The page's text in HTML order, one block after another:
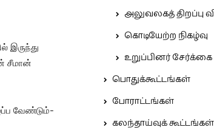
இருந்து
சீமான்
வேண்டும்-
அலுவலகத் திறப்பு
கொடியேற்ற நிகழ்வு
உறுப்பினர்
பொதுக்கூட்டங்கள்
போராட்டங்கள்
கலந்தாய்வுக் கூட்டங்கள்